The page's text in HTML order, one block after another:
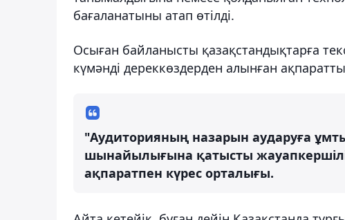
бағаланатыны атап өтілді.
Осыған байланысты қазақстандықтарға
күмәнді дереккөздерден алынған
"Аудиторияның назарын аударуға
шынайылығына қатысты
ақпаратпен күрес орталығы.